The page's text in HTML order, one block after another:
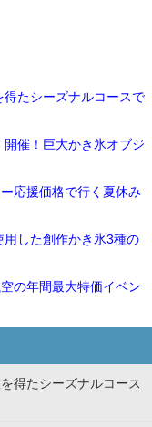
得たシーズナルコースで
開催！巨大かき氷オブジ
応援価格で行く夏休み
用した創作かき氷3種の
の年間最大特価イベン
得たシーズナルコース